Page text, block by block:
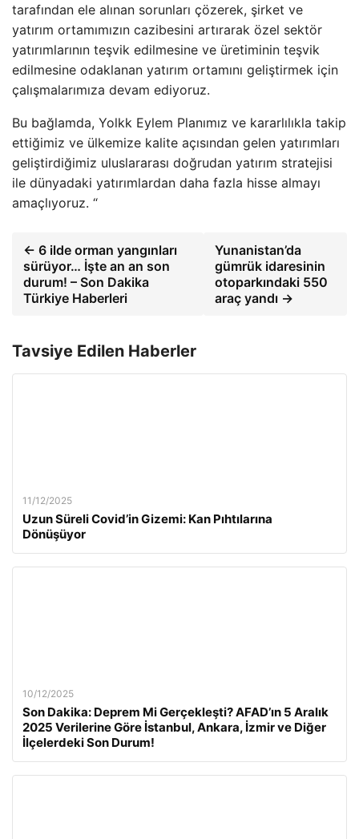
tarafından ele alınan sorunları çözerek, şirket ve
yatırım ortamımızın cazibesini artırarak özel sektör
yatırımlarının teşvik edilmesine ve üretiminin teşvik
edilmesine odaklanan yatırım ortamını geliştirmek için
çalışmalarımıza devam ediyoruz.
Bu bağlamda, Yolkk Eylem Planımız ve kararlılıkla takip
ettiğimiz ve ülkemize kalite açısından gelen yatırımları
geliştirdiğimiz uluslararası doğrudan yatırım stratejisi
ile dünyadaki yatırımlardan daha fazla hisse almayı
amaçlıyoruz. “
← 6 ilde orman yangınları
sürüyor… İşte an an son
durum! – Son Dakika
Türkiye Haberleri
Yunanistan’da
gümrük idaresinin
otoparkındaki 550
araç yandı →
Tavsiye Edilen Haberler
11/12/2025
Uzun Süreli Covid’in Gizemi: Kan Pıhtılarına
Dönüşüyor
10/12/2025
Son Dakika: Deprem Mi Gerçekleşti? AFAD’ın 5 Aralık
2025 Verilerine Göre İstanbul, Ankara, İzmir ve Diğer
İlçelerdeki Son Durum!